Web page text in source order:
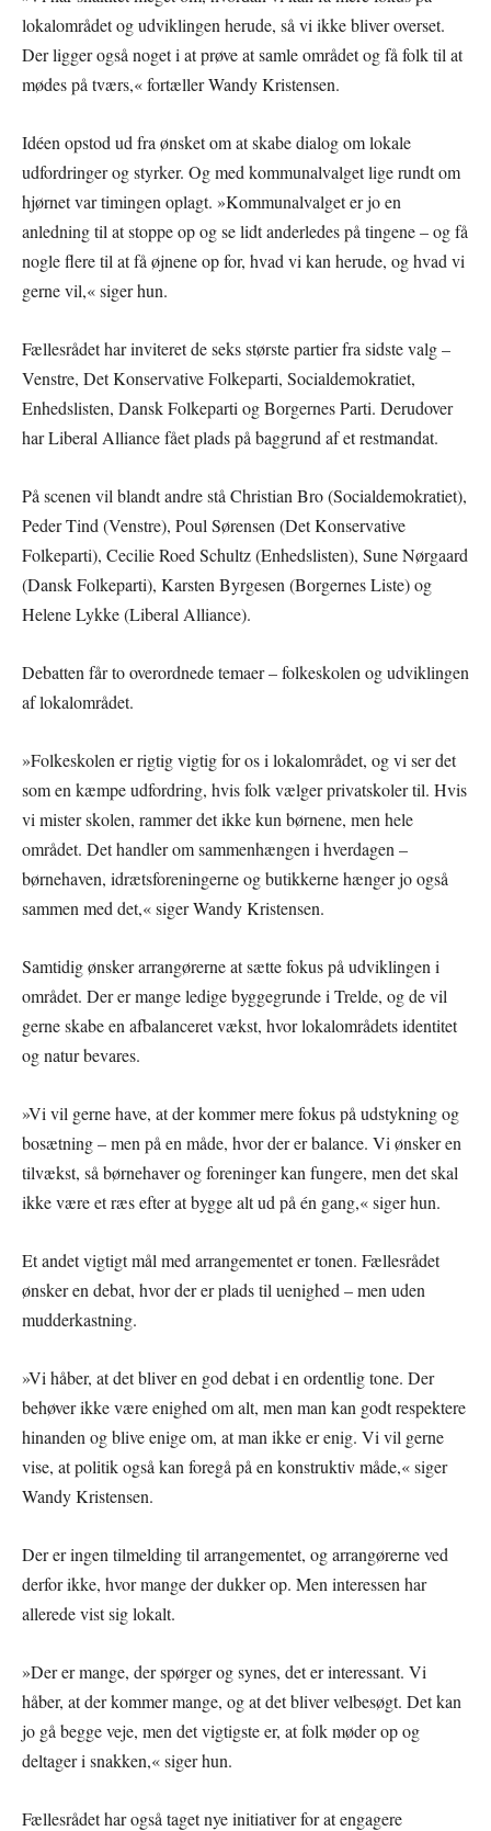
lokalområdet og udviklingen herude, så vi ikke bliver overset.
Der ligger også noget i at prøve at samle området og få folk til at
mødes på tværs,« fortæller Wandy Kristensen.
Idéen opstod ud fra ønsket om at skabe dialog om lokale
udfordringer og styrker. Og med kommunalvalget lige rundt om
hjørnet var timingen oplagt. »Kommunalvalget er jo en
anledning til at stoppe op og se lidt anderledes på tingene – og få
nogle flere til at få øjnene op for, hvad vi kan herude, og hvad vi
gerne vil,« siger hun.
Fællesrådet har inviteret de seks største partier fra sidste valg –
Venstre, Det Konservative Folkeparti, Socialdemokratiet,
Enhedslisten, Dansk Folkeparti og Borgernes Parti. Derudover
har Liberal Alliance fået plads på baggrund af et restmandat.
På scenen vil blandt andre stå Christian Bro (Socialdemokratiet),
Peder Tind (Venstre), Poul Sørensen (Det Konservative
Folkeparti), Cecilie Roed Schultz (Enhedslisten), Sune Nørgaard
(Dansk Folkeparti), Karsten Byrgesen (Borgernes Liste) og
Helene Lykke (Liberal Alliance).
Debatten får to overordnede temaer – folkeskolen og udviklingen
af lokalområdet.
»Folkeskolen er rigtig vigtig for os i lokalområdet, og vi ser det
som en kæmpe udfordring, hvis folk vælger privatskoler til. Hvis
vi mister skolen, rammer det ikke kun børnene, men hele
området. Det handler om sammenhængen i hverdagen –
børnehaven, idrætsforeningerne og butikkerne hænger jo også
sammen med det,« siger Wandy Kristensen.
Samtidig ønsker arrangørerne at sætte fokus på udviklingen i
området. Der er mange ledige byggegrunde i Trelde, og de vil
gerne skabe en afbalanceret vækst, hvor lokalområdets identitet
og natur bevares.
»Vi vil gerne have, at der kommer mere fokus på udstykning og
bosætning – men på en måde, hvor der er balance. Vi ønsker en
tilvækst, så børnehaver og foreninger kan fungere, men det skal
ikke være et ræs efter at bygge alt ud på én gang,« siger hun.
Et andet vigtigt mål med arrangementet er tonen. Fællesrådet
ønsker en debat, hvor der er plads til uenighed – men uden
mudderkastning.
»Vi håber, at det bliver en god debat i en ordentlig tone. Der
behøver ikke være enighed om alt, men man kan godt respektere
hinanden og blive enige om, at man ikke er enig. Vi vil gerne
vise, at politik også kan foregå på en konstruktiv måde,« siger
Wandy Kristensen.
Der er ingen tilmelding til arrangementet, og arrangørerne ved
derfor ikke, hvor mange der dukker op. Men interessen har
allerede vist sig lokalt.
»Der er mange, der spørger og synes, det er interessant. Vi
håber, at der kommer mange, og at det bliver velbesøgt. Det kan
jo gå begge veje, men det vigtigste er, at folk møder op og
deltager i snakken,« siger hun.
Fællesrådet har også taget nye initiativer for at engagere